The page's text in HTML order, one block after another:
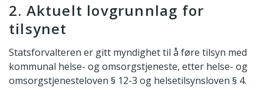
2. Aktuelt lovgrunnlag for
tilsynet
Statsforvalteren er gitt myndighet til å føre tilsyn med
kommunal helse- og omsorgstjeneste, etter helse- og
omsorgstjenesteloven § 12-3 og helsetilsynsloven § 4.